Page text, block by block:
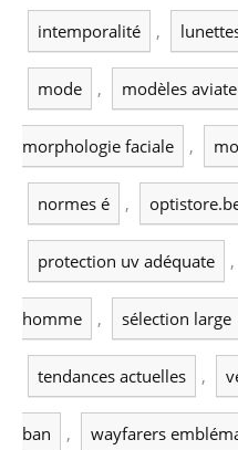
intemporalité ,
mode , modèles
morphologie faciale ,
normes é ,
protection uv adéquate ,
homme , sélection large
tendances actuelles ,
ban , wayfarers